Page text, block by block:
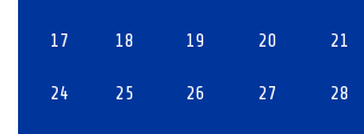
17 18 19 20 21
24 25 26 27 28